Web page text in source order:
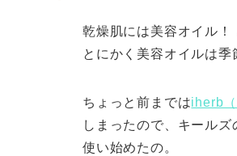
乾燥肌には美容オイル！
とにかく美容オイルは季
ちょっと前まではiherb（
しまったので、キール
使い始めたの。